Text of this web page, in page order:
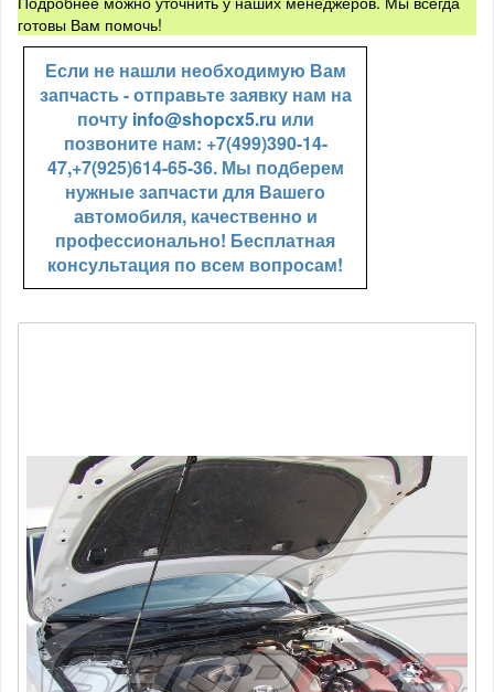
готовы Вам помочь!
Если не нашли необходимую Вам
запчасть - отправьте заявку нам на
почту info@shopcx5.ru или
позвоните нам: +7(499)390-14-
47,+7(925)614-65-36. Мы подберем
нужные запчасти для Вашего
автомобиля, качественно и
профессионально! Бесплатная
консультация по всем вопросам!